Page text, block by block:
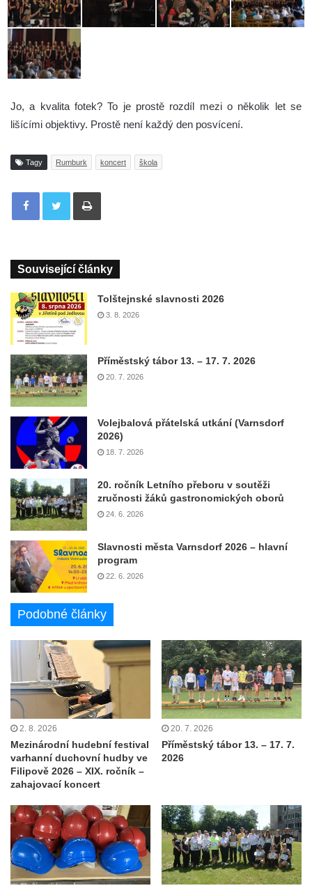
Jo, a kvalita fotek? To je prostě rozdíl mezi o několik let se
lišícími objektivy. Prostě není každý den posvícení.
Tagy Rumburk koncert škola
Tisknout
Související články
Tolštejnské slavnosti 2026
3. 8. 2026
Příměstský tábor 13. – 17. 7. 2026
20. 7. 2026
Volejbalová přátelská utkání (Varnsdorf
2026)
18. 7. 2026
20. ročník Letního přeboru v soutěži
zručnosti žáků gastronomických oborů
24. 6. 2026
Slavnosti města Varnsdorf 2026 – hlavní
program
22. 6. 2026
Podobné články
2. 8. 2026
Mezinárodní hudební festival
varhanní duchovní hudby ve
Filipově 2026 – XIX. ročník –
zahajovací koncert
20. 7. 2026
Příměstský tábor 13. – 17. 7.
2026